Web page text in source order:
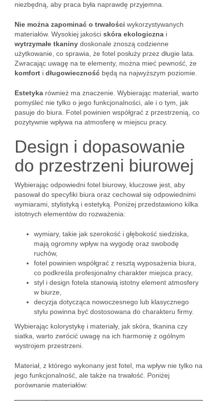
niezbędną, aby praca była naprawdę przyjemna.
Nie można zapominać o trwałości wykorzystywanych
materiałów. Wysokiej jakości skóra ekologiczna i
wytrzymałe tkaniny doskonale znoszą codzienne
użytkowanie, co sprawia, że fotel posłuży przez długie lata.
Zwracając uwagę na te elementy, można mieć pewność, że
komfort i długowieczność będą na najwyższym poziomie.
Estetyka również ma znaczenie. Wybierając materiał, warto
pomyśleć nie tylko o jego funkcjonalności, ale i o tym, jak
pasuje do biura. Fotel powinien współgrać z przestrzenią, co
pozytywnie wpływa na atmosferę w miejscu pracy.
Design i dopasowanie
do przestrzeni biurowej
Wybierając odpowiedni fotel biurowy, kluczowe jest, aby
pasował do specyfiki biura oraz cechował się odpowiednimi
wymiarami, stylistyką i estetyką. Poniżej przedstawiono kilka
istotnych elementów do rozważenia:
wymiary, takie jak szerokość i głębokość siedziska,
mają ogromny wpływ na wygodę oraz swobodę
ruchów,
fotel powinien współgrać z resztą wyposażenia biura,
co podkreśla profesjonalny charakter miejsca pracy,
styl i design fotela stanowią istotny element atmosfery
w biurze,
decyzja dotycząca nowoczesnego lub klasycznego
stylu powinna być dostosowana do charakteru firmy.
Wybierając kolorystykę i materiały, jak skóra, tkanina czy
siatka, warto zwrócić uwagę na ich harmonię z ogólnym
wystrojem przestrzeni.
Materiał, z którego wykonany jest fotel, ma wpływ nie tylko na
jego funkcjonalność, ale także na trwałość. Poniżej
porównanie materiałów: